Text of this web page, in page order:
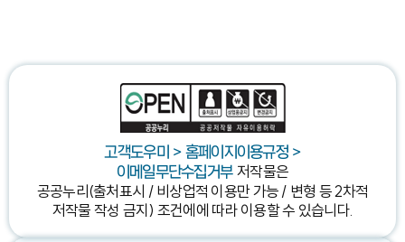
고객도우미 > 홈페이지이용규정 >
이메일무단수집거부 저작물은
공공누리(출처표시 / 비상업적 이용만 가능 / 변형 등 2차적
저작물 작성 금지) 조건에에 따라 이용할 수 있습니다.